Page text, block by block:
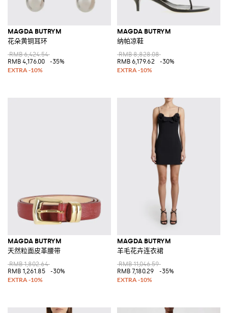
MAGDA BUTRYM
花朵黄铜耳环
RMB 6,424.54
RMB 4,176.00
-35%
MAGDA BUTRYM
纳帕凉鞋
RMB 8,828.08
RMB 6,179.62
-30%
MAGDA BUTRYM
天然粒面皮革腰带
RMB 1,802.64
RMB 1,261.85
-30%
MAGDA BUTRYM
羊毛花卉连衣裙
RMB 11,046.59
RMB 7,180.29
-35%